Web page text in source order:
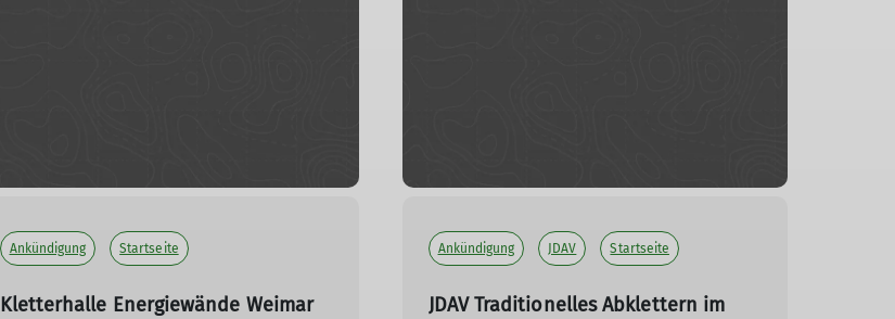
Ankündigung Startseite
Kletterhalle Energiewände Weimar
Ankündigung JDAV Startseite
JDAV Traditionelles Abklettern im